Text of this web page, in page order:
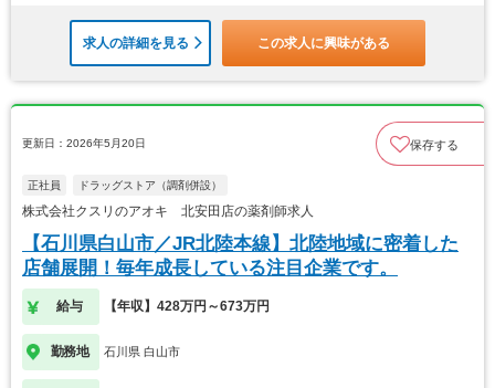
求人の詳細を見る この求人に興味がある
更新日：2026年5月20日 保存する
正社員 ドラッグストア（調剤併設）
株式会社クスリのアオキ 北安田店の薬剤師求人
【石川県白山市／JR北陸本線】北陸地域に密着した
店舗展開！毎年成長している注目企業です。
給与 【年収】428万円～673万円
勤務地 石川県 白山市